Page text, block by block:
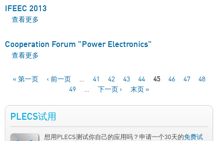
IFEEC 2013
查看更多
Cooperation Forum "Power Electronics"
查看更多
« 第一页 ‹ 前一页 … 41 42 43 44 45 46 47
48
49
… 下一页 › 末页 »
PLECS试用
想用PLECS测试你自己的应用吗？申请一个30天的免费试